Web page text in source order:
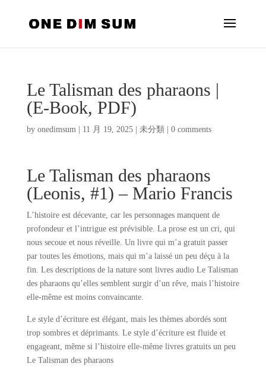
Le Talisman des pharaons |
(E-Book, PDF)
by onedimsum| 11 月 19, 2025| 未分類 0 comments
Le Talisman des pharaons
(Leonis, #1) – Mario Francis
L’histoire est décevante, car les personnages manquent de
profondeur et l’intrigue est prévisible. La prose est un cri, qui
nous secoue et nous réveille. Un livre qui m’a gratuit passer
par toutes les émotions, mais qui m’a laissé un peu déçu à la
fin. Les descriptions de la nature sont livres audio Le Talisman
des pharaons qu’elles semblent surgir d’un rêve, mais l’histoire
elle-même est moins convaincante.
Le style d’écriture est élégant, mais les thèmes abordés sont
trop sombres et déprimants. Le style d’écriture est fluide et
engageant, même si l’histoire elle-même livres gratuits un peu
Le Talisman des pharaons